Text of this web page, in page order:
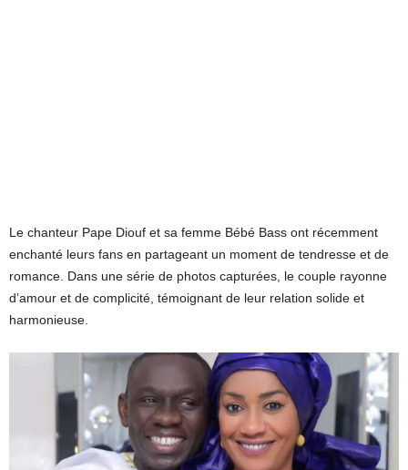
Le chanteur Pape Diouf et sa femme Bébé Bass ont récemment
enchanté leurs fans en partageant un moment de tendresse et de
romance. Dans une série de photos capturées, le couple rayonne
d’amour et de complicité, témoignant de leur relation solide et
harmonieuse.